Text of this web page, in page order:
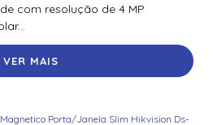
| Leitor De Proximidade
Abloy | Leitor De Proximidade
| Leitor De Proximidade
com resolução de 4 MP
VER MAIS